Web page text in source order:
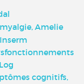
Amelie
cognitifs,